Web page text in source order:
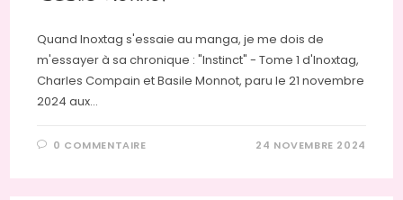
Quand Inoxtag s'essaie au manga, je me dois de
m'essayer à sa chronique : "Instinct" - Tome 1 d'Inoxtag,
Charles Compain et Basile Monnot, paru le 21 novembre
2024 aux…
0 COMMENTAIRE 24 NOVEMBRE 2024